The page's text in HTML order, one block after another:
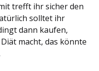
trefft ihr sicher den
solltet ihr
dann kaufen,
macht, das könnte